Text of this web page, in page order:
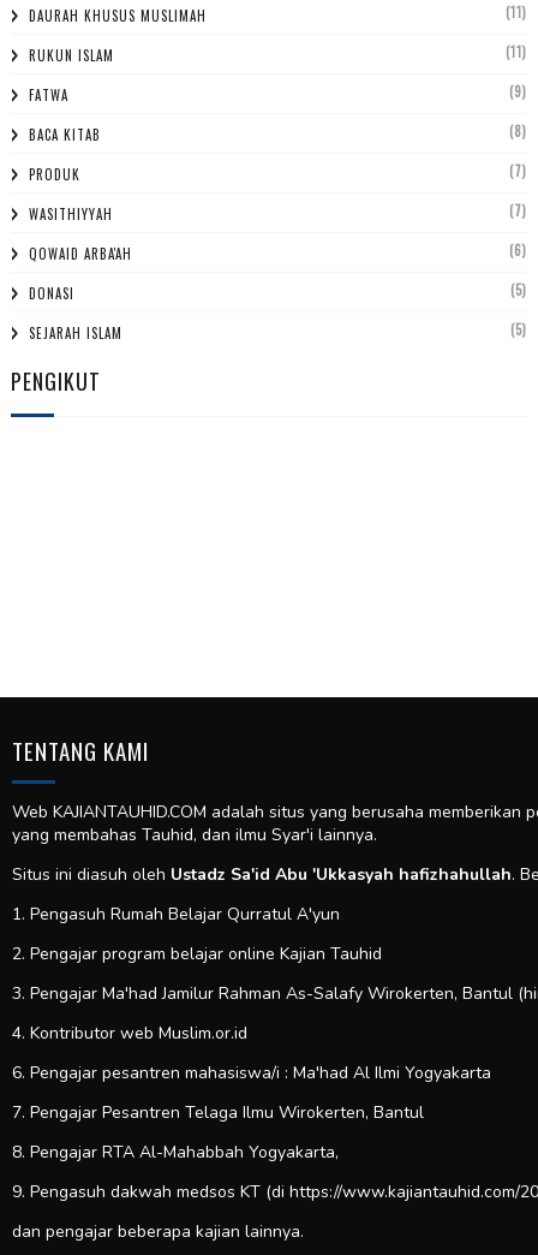
DAURAH KHUSUS MUSLIMAH (11)
RUKUN ISLAM (11)
FATWA (9)
BACA KITAB (8)
PRODUK (7)
WASITHIYYAH (7)
QOWAID ARBA'AH (6)
DONASI (5)
SEJARAH ISLAM (5)
PENGIKUT
TENTANG KAMI
Web KAJIANTAUHID.COM adalah situs yang berusaha
yang membahas Tauhid, dan ilmu Syar'i lainnya.
Situs ini diasuh oleh Ustadz Sa'id Abu 'Ukkasyah hafizhahullah.
1. Pengasuh Rumah Belajar Qurratul A'yun
2. Pengajar program belajar online Kajian Tauhid
3. Pengajar Ma'had Jamilur Rahman As-Salafy Wirokerten, Bantul
4. Kontributor web Muslim.or.id
6. Pengajar pesantren mahasiswa/i : Ma'had Al Ilmi Yogyakarta
7. Pengajar Pesantren Telaga Ilmu Wirokerten, Bantul
8. Pengajar RTA Al-Mahabbah Yogyakarta,
9. Pengasuh dakwah medsos KT (di https://www.kajiantauhid.com/
dan pengajar beberapa kajian lainnya.